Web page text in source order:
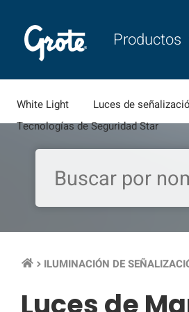
Productos
White Light Luces de
Tecnologías de Seguridad Star
keyboard_arrow_right ILUMINACIÓN DE